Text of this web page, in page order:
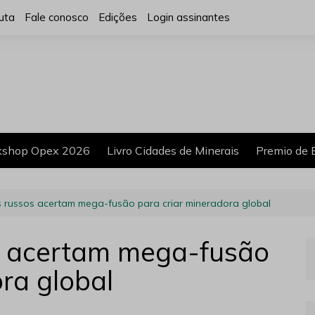
Fale conosco Edições Login assinantes
Opex 2026 Livro Cidades de Minerais Premio de
russos acertam mega-fusão para criar mineradora global
acertam mega-fusão
global